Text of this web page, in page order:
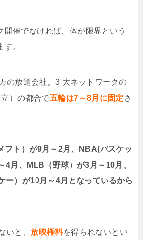
開催でなければ、体が限界という
。
の放送会社。3 大ネットワークの
）の都合で五輪は7～8月に固定 さ
フト）が9月～2月、NBA(バスケッ
4月、MLB（野球）が3月～10月、
ー）が10月～4月となっているから
いと、 放映権料を得られないとい